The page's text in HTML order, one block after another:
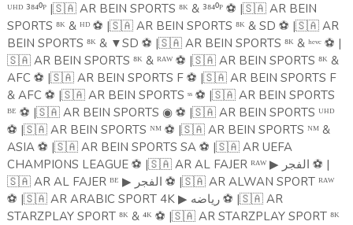
ᵁᴴᴰ ³⁸⁴⁰ᴾ |🇸🇦AR BEIN SPORTS ⁸ᴷ & ³⁸⁴⁰ᴾ ⚽ |🇸🇦AR BEIN
SPORTS ⁸ᴷ & ᴴᴰ ⚽ |🇸🇦AR BEIN SPORTS ⁸ᴷ & SD ⚽ |🇸🇦AR
BEIN SPORTS ⁸ᴷ & ▼SD ⚽ |🇸🇦AR BEIN SPORTS ⁸ᴷ & ʰᵉᵛᶜ ⚽ |
🇸🇦AR BEIN SPORTS ⁸ᴷ & ᴿᴬᵂ ⚽ |🇸🇦AR BEIN SPORTS ⁸ᴷ &
AFC ⚽ |🇸🇦AR BEIN SPORTS F ⚽ |🇸🇦AR BEIN SPORTS F
& AFC ⚽ |🇸🇦AR BEIN SPORTS ˢˢ ⚽ |🇸🇦AR BEIN SPORTS
ᴮᴱ ⚽ |🇸🇦AR BEIN SPORTS ◉ ⚽ |🇸🇦AR BEIN SPORTS ᵁᴴᴰ
⚽ |🇸🇦AR BEIN SPORTS ᴺᴹ ⚽ |🇸🇦AR BEIN SPORTS ᴺᴹ &
ASIA ⚽ |🇸🇦AR BEIN SPORTS SA ⚽ |🇸🇦AR UEFA
CHAMPIONS LEAGUE ⚽ |🇸🇦AR AL FAJER ᴿᴬᵂ ▶ ⚽️ |
🇸🇦AR AL FAJER ᴮᴱ ▶ ⚽️ |🇸🇦AR ALWAN SPORT ᴿᴬᵂ
⚽ |🇸🇦AR ARABIC SPORT 4K ▶ رياضه ⚽️ |🇸🇦AR
STARZPLAY SPORT ⁸ᴷ & ⁴ᴷ ⚽ |🇸🇦AR STARZPLAY SPORT ⁸ᴷ